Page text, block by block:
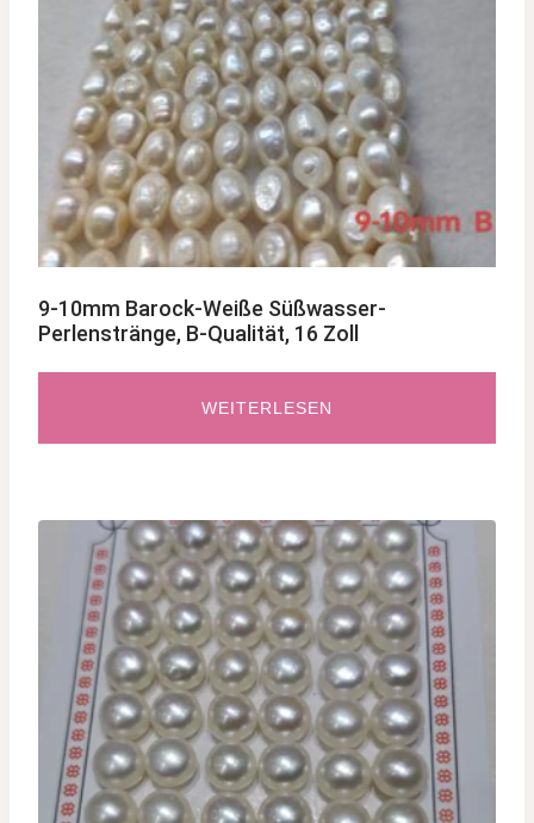
9-10mm Barock-Weiße Süßwasser-
Perlenstränge, B-Qualität, 16 Zoll
WEITERLESEN